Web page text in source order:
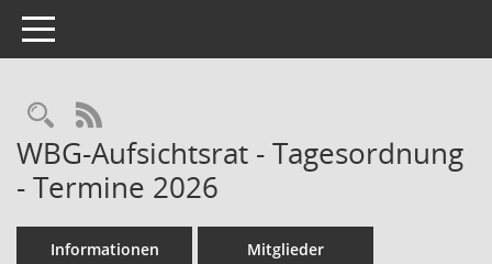
Toggle navigation
Rechercheauswahl
RSS-Feed
WBG-Aufsichtsrat - Tagesordnung
- Termine 2026
Informationen Mitglieder